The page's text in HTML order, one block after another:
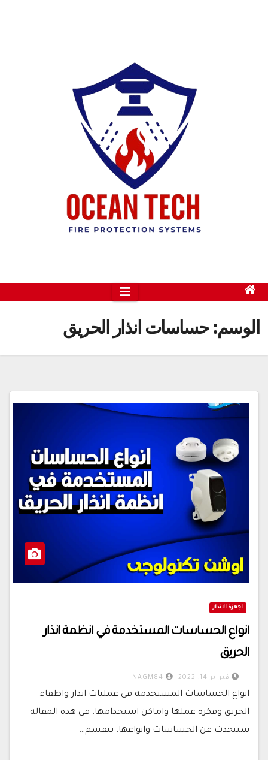
الوسم:حساسات انذار الحريق
اجهزة الانذار
انواع الحساسات المستخدمة في انظمة انذار
الحريق
فبراير 14, 2022
انواع الحساسات المستخدمة في عمليات انذار واطفاء
الحريق وفكرة عملها واماكن استخدامها: فى هذه المقالة
سنتحدث عن الحساسات وانواعها: تنقسم…